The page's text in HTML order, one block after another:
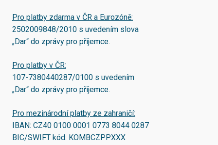
Pro platby zdarma v ČR a Eurozóně:
2502009848/2010 s uvedením slova
„Dar“ do zprávy pro příjemce.
Pro platby v ČR:
107-7380440287/0100 s uvedením
„Dar“ do zprávy pro příjemce.
Pro mezinárodní platby ze zahraničí:
IBAN: CZ40 0100 0001 0773 8044 0287
BIC/SWIFT kód: KOMBCZPPXXX